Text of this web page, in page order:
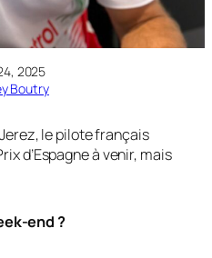
2025
Boutry
le pilote français
d’Espagne à venir, mais
end ?